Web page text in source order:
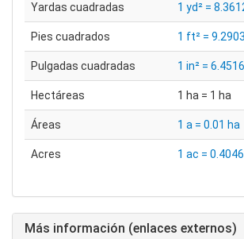
Yardas cuadradas 1 yd² =
Pies cuadrados 1 ft² =
Pulgadas cuadradas 1 in² =
Hectáreas 1 ha = 1 ha
Áreas 1 a = 0.01 ha
Acres 1 ac =
Más información (enlaces externos)